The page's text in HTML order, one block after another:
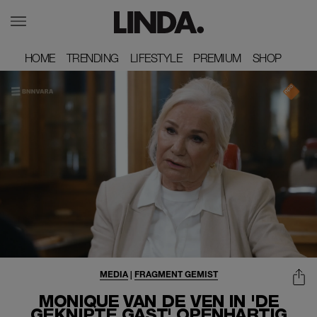
HOME
HOME TRENDING
TRENDING LIFESTYLE
LIFESTYLE PREMIUM
PREMIUM SHOP
SHOP
MONIQUE VAN DE VEN IN 'DE
MEDIA| FRAGMENT GEMIST